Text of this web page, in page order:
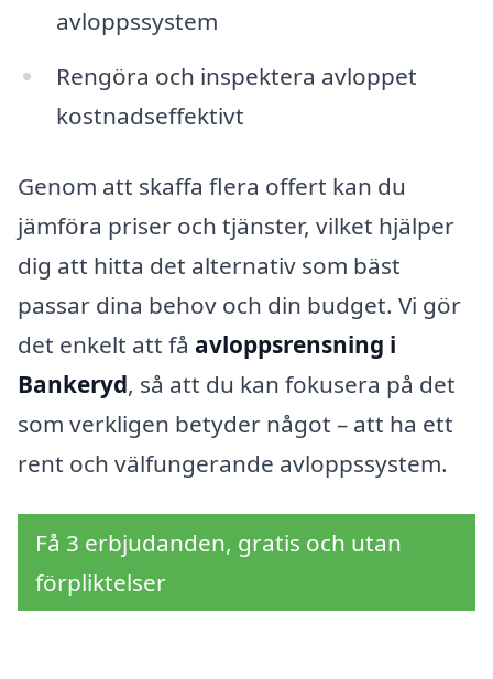
avloppssystem
Rengöra och inspektera avloppet
kostnadseffektivt
Genom att skaffa flera offert kan du
jämföra priser och tjänster, vilket hjälper
dig att hitta det alternativ som bäst
passar dina behov och din budget. Vi gör
det enkelt att få avloppsrensning i
Bankeryd, så att du kan fokusera på det
som verkligen betyder något – att ha ett
rent och välfungerande avloppssystem.
Få 3 erbjudanden, gratis och utan
förpliktelser